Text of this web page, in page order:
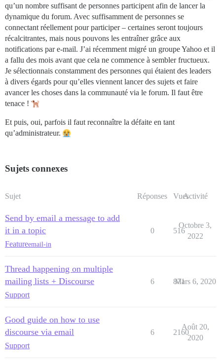
qu’un nombre suffisant de personnes participent afin de lancer la
dynamique du forum. Avec suffisamment de personnes se
connectant réellement pour participer – certaines seront toujours
récalcitrantes, mais nous pouvons les entraîner grâce aux
notifications par e-mail. J’ai récemment migré un groupe Yahoo et il
a fallu des mois avant que cela ne commence à sembler fructueux.
Je sélectionnais constamment des personnes qui étaient des leaders
à divers égards pour qu’elles viennent lancer des sujets et faire
avancer les choses dans la communauté via le forum. Il faut être
tenace !
Et puis, oui, parfois il faut reconnaître la défaite en tant
qu’administrateur.
Sujets connexes
Sujet Réponses VuesActivité
Send by email a message to add
it in a topic
Featureemail-in
0 516
Octobre 3,
2022
Thread happening on multiple
mailing lists + Discourse
Support
6 871
Mars 6, 2020
Good guide on how to use
discourse via email
Support
6 2160
Août 20,
2020